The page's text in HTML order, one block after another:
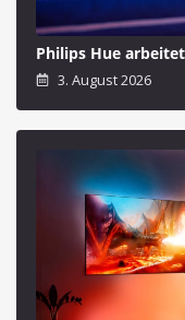
Philips Hue
3. August 2026